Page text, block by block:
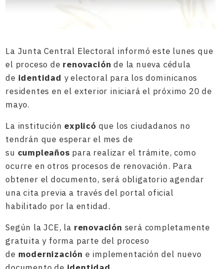
La Junta Central Electoral informó este lunes que
el proceso de renovación de la nueva cédula
de identidad y electoral para los dominicanos
residentes en el exterior iniciará el próximo 20 de
mayo.
La institución explicó que los ciudadanos no
tendrán que esperar el mes de
su cumpleaños para realizar el trámite, como
ocurre en otros procesos de renovación. Para
obtener el documento, será obligatorio agendar
una cita previa a través del portal oficial
habilitado por la entidad.
Según la JCE, la renovación será completamente
gratuita y forma parte del proceso
de modernización e implementación del nuevo